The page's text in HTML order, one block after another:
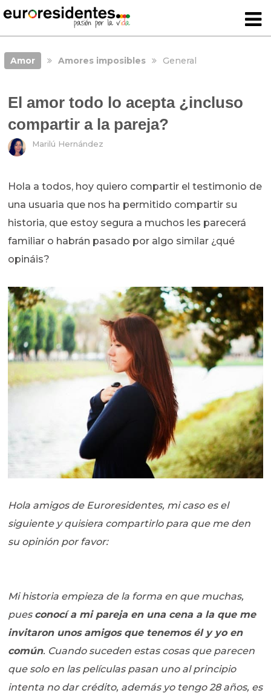
Amor Amores imposibles General
El amor todo lo acepta ¿incluso
compartir a la pareja?
Marilú Hernández
Hola a todos, hoy quiero compartir el testimonio de
una usuaria que nos ha permitido compartir su
historia, que estoy segura a muchos les parecerá
familiar o habrán pasado por algo similar ¿qué
opináis?
Hola amigos de Euroresidentes, mi caso es el
siguiente y quisiera compartirlo para que me den
su opinión por favor:
Mi historia empieza de la forma en que muchas,
pues conocí a mi pareja en una cena a la que me
invitaron unos amigos que tenemos él y yo en
común. Cuando suceden estas cosas que parecen
que solo en las películas pasan uno al principio
intenta no dar crédito, además yo tengo 28 años, es